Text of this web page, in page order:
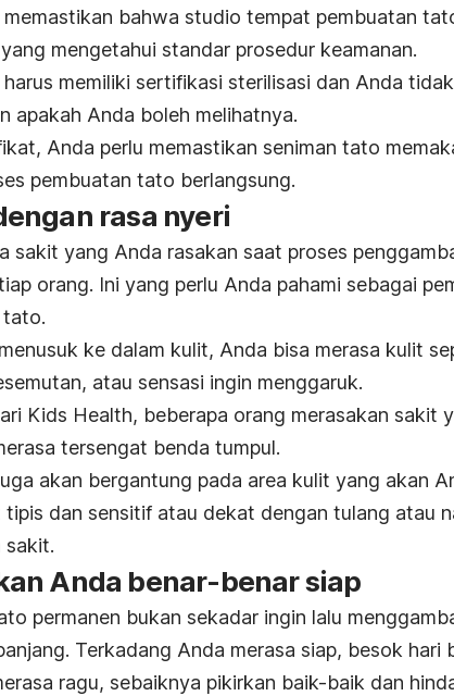
memastikan bahwa studio tempat pembuatan
mengetahui standar prosedur keamanan.
memiliki sertifikasi sterilisasi dan Anda
apakah Anda boleh melihatnya.
Anda perlu memastikan seniman tato
pembuatan tato berlangsung.
rasa nyeri
sakit yang Anda rasakan saat proses
orang. Ini yang perlu Anda pahami sebagai
tato.
ke dalam kulit, Anda bisa merasa kulit
atau sensasi ingin menggaruk.
Kids Health, beberapa orang merasakan sakit
tersengat benda tumpul.
akan bergantung pada area kulit yang akan
tipis dan sensitif atau dekat dengan tulang atau
sakit.
Anda benar-benar siap
permanen bukan sekadar ingin lalu
Terkadang Anda merasa siap, besok hari
ragu, sebaiknya pikirkan baik-baik dan